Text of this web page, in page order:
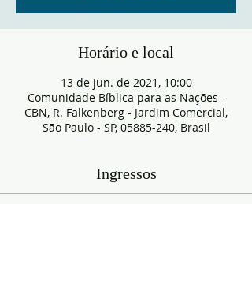
Horário e local
13 de jun. de 2021, 10:00
Comunidade Bíblica para as Nações -
CBN, R. Falkenberg - Jardim Comercial,
São Paulo - SP, 05885-240, Brasil
Ingressos